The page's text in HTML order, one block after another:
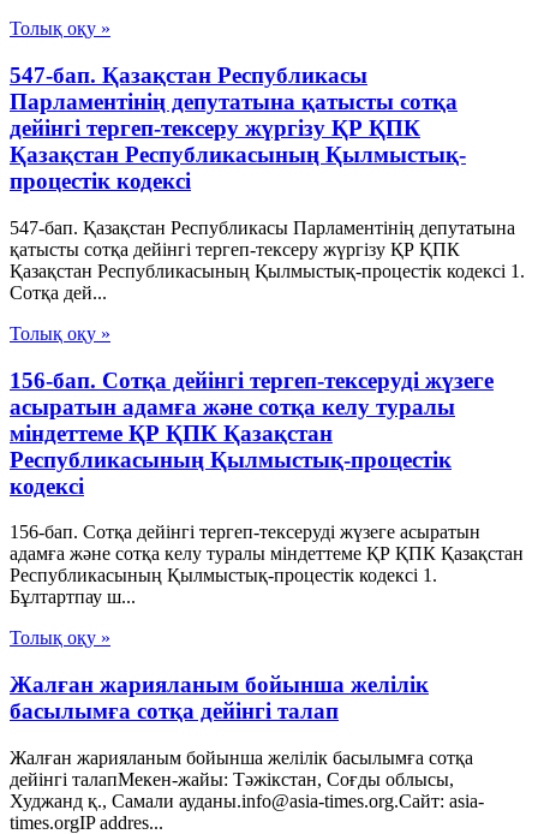
Толық оқу »
547-бап. Қазақстан Республикасы
Парламентiнiң депутатына қатысты сотқа
дейінгі тергеп-тексеру жүргiзу ҚР ҚПК
Қазақстан Республикасының Қылмыстық-
процестік кодексi
547-бап. Қазақстан Республикасы Парламентiнiң депутатына
қатысты сотқа дейінгі тергеп-тексеру жүргiзу ҚР ҚПК
Қазақстан Республикасының Қылмыстық-процестік кодексi 1.
Сотқа дей...
Толық оқу »
156-бап. Сотқа дейінгі тергеп-тексеруді жүзеге
асыратын адамға және сотқа келу туралы
мiндеттеме ҚР ҚПК Қазақстан
Республикасының Қылмыстық-процестік
кодексi
156-бап. Сотқа дейінгі тергеп-тексеруді жүзеге асыратын
адамға және сотқа келу туралы мiндеттеме ҚР ҚПК Қазақстан
Республикасының Қылмыстық-процестік кодексi 1.
Бұлтартпау ш...
Толық оқу »
Жалған жарияланым бойынша желілік
басылымға сотқа дейінгі талап
Жалған жарияланым бойынша желілік басылымға сотқа
дейінгі талапМекен-жайы: Тәжікстан, Соғды облысы,
Худжанд қ., Самали ауданы.info@asia-times.org.Сайт: asia-
times.orgIP addres...